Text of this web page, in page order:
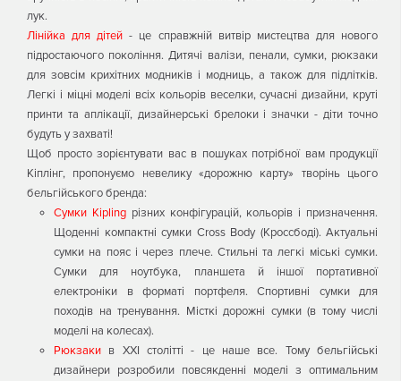
лук.
Лінійка для дітей- це справжній витвір мистецтва для нового
підростаючого покоління. Дитячі валізи, пенали, сумки, рюкзаки
для зовсім крихітних модників і модниць, а також для підлітків.
Легкі і міцні моделі всіх кольорів веселки, сучасні дизайни, круті
принти та аплікації, дизайнерські брелоки і значки - діти точно
будуть у захваті!
Щоб просто зорієнтувати вас в пошуках потрібної вам продукції
Кіплінг, пропонуємо невелику «дорожню карту» творінь цього
бельгійського бренда:
Сумки Kiplingрізних конфігурацій, кольорів і призначення.
Щоденні компактні сумки Cross Body (Кроссбоді). Актуальні
сумки на пояс і через плече. Стильні та легкі міські сумки.
Сумки для ноутбука, планшета й іншої портативної
електроніки в форматі портфеля. Спортивні сумки для
походів на тренування. Місткі дорожні сумки (в тому числі
моделі на колесах).
Рюкзаки в ХXI столітті - це наше все. Тому бельгійські
дизайнери розробили повсякденні моделі з оптимальним